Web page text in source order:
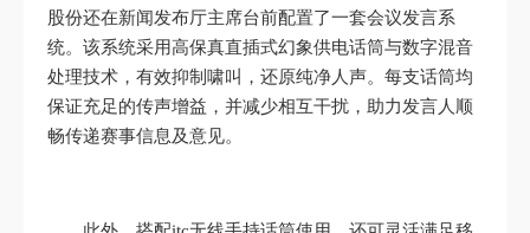
股份还在新闻发布厅主席台前配置了一套会议发言系
统。该系统采用高保真直插式幻象供电话筒与数字混音
处理技术，有效抑制啸叫，还原纯净人声。每支话筒均
保证充足的传声增益，并减少相互干扰，助力发言人顺
畅传递赛事信息及意见。